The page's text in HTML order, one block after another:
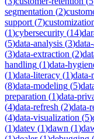
segmentation (2)
support (7)
(1)cybersecurity (14)
(5)data-analysis (3)
(3)data-extraction (2)
handling (1)data-
(1)data-literacy (1)data-
(8)data-modeling (5)
preparation (1)data-
(4)data-refresh (2)data-
(4)data-visualization (5)
(1)datev (1)dawn (1)